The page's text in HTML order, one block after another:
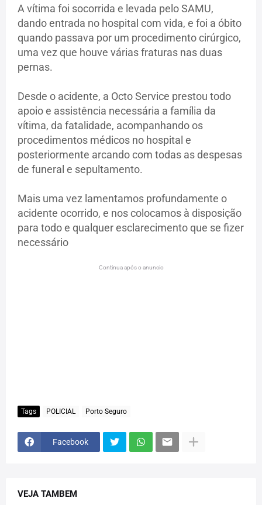
A vítima foi socorrida e levada pelo SAMU,
dando entrada no hospital com vida, e foi a óbito
quando passava por um procedimento cirúrgico,
uma vez que houve várias fraturas nas duas
pernas.
Desde o acidente, a Octo Service prestou todo
apoio e assistência necessária a família da
vítima, da fatalidade, acompanhando os
procedimentos médicos no hospital e
posteriormente arcando com todas as despesas
de funeral e sepultamento.
Mais uma vez lamentamos profundamente o
acidente ocorrido, e nos colocamos à disposição
para todo e qualquer esclarecimento que se fizer
necessário
Continua após o anuncio
Tags POLICIAL Porto Seguro
Facebook
VEJA TAMBEM